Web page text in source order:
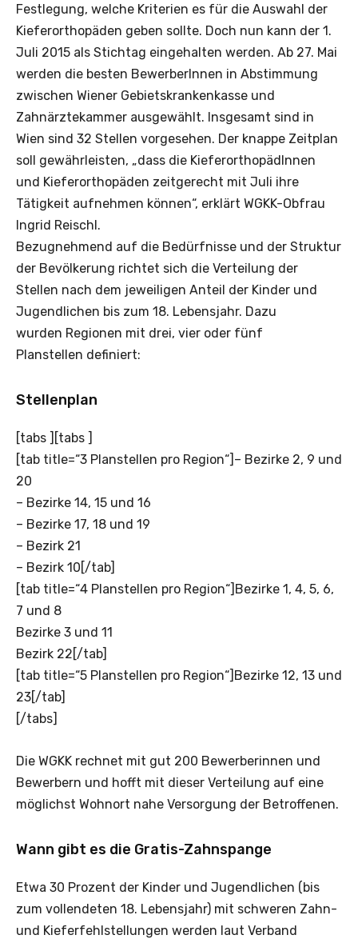
Festlegung, welche Kriterien es für die Auswahl der
Kieferorthopäden geben sollte. Doch nun kann der 1.
Juli 2015 als Stichtag eingehalten werden. Ab 27. Mai
werden die besten BewerberInnen in Abstimmung
zwischen Wiener Gebietskrankenkasse und
Zahnärztekammer ausgewählt. Insgesamt sind in
Wien sind 32 Stellen vorgesehen. Der knappe Zeitplan
soll gewährleisten, „dass die KieferorthopädInnen
und Kieferorthopäden zeitgerecht mit Juli ihre
Tätigkeit aufnehmen können“, erklärt WGKK-Obfrau
Ingrid Reischl.
Bezugnehmend auf die Bedürfnisse und der Struktur
der Bevölkerung richtet sich die Verteilung der
Stellen nach dem jeweiligen Anteil der Kinder und
Jugendlichen bis zum 18. Lebensjahr. Dazu
wurden Regionen mit drei, vier oder fünf
Planstellen definiert:
Stellenplan
[tabs ][tabs ]
[tab title=“3 Planstellen pro Region“]– Bezirke 2, 9 und
20
– Bezirke 14, 15 und 16
– Bezirke 17, 18 und 19
– Bezirk 21
– Bezirk 10[/tab]
[tab title=“4 Planstellen pro Region“]Bezirke 1, 4, 5, 6,
7 und 8
Bezirke 3 und 11
Bezirk 22[/tab]
[tab title=“5 Planstellen pro Region“]Bezirke 12, 13 und
23[/tab]
[/tabs]
Die WGKK rechnet mit gut 200 Bewerberinnen und
Bewerbern und hofft mit dieser Verteilung auf eine
möglichst Wohnort nahe Versorgung der Betroffenen.
Wann gibt es die Gratis-Zahnspange
Etwa 30 Prozent der Kinder und Jugendlichen (bis
zum vollendeten 18. Lebensjahr) mit schweren Zahn-
und Kieferfehlstellungen werden laut Verband